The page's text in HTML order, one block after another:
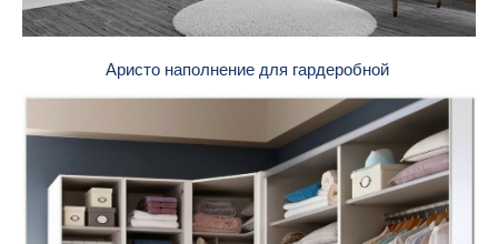
Аристо наполнение для гардеробной